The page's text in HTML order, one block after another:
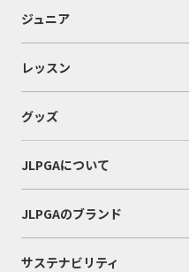
ジュニア
レッスン
グッズ
JLPGAについて
JLPGAのブランド
サステナビリティ